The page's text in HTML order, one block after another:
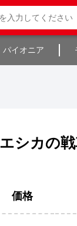
パイオニア
シカの
価格